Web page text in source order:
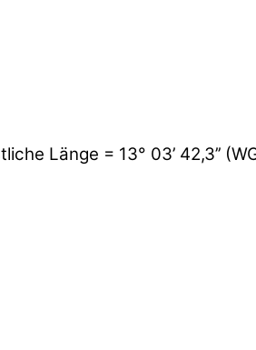
Länge = 13° 03’ 42,3’’